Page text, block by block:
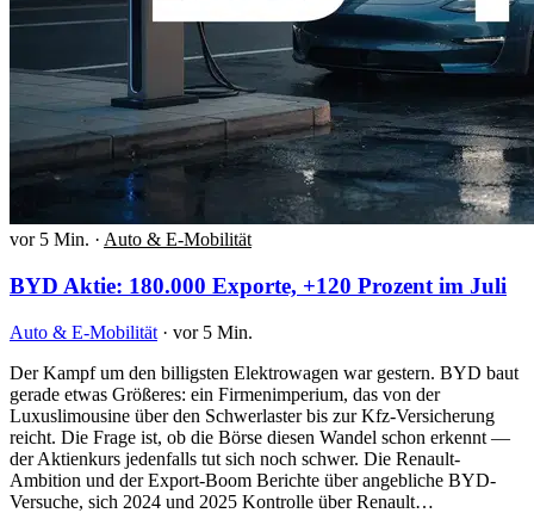
vor 5 Min. · Auto & E-Mobilität
BYD Aktie: 180.000 Exporte, +120 Prozent im Juli
Auto & E-Mobilität · vor 5 Min.
Der Kampf um den billigsten Elektrowagen war gestern. BYD baut
gerade etwas Größeres: ein Firmenimperium, das von der
Luxuslimousine über den Schwerlaster bis zur Kfz-Versicherung
reicht. Die Frage ist, ob die Börse diesen Wandel schon erkennt —
der Aktienkurs jedenfalls tut sich noch schwer. Die Renault-
Ambition und der Export-Boom Berichte über angebliche BYD-
Versuche, sich 2024 und 2025 Kontrolle über Renault…